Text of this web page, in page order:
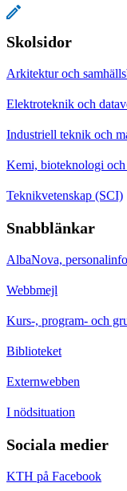
Skolsidor
Arkitektur och
Elektroteknik och
Industriell teknik och
Kemi, bioteknologi
Teknikvetenskap (SCI)
Snabblänkar
AlbaNova,
Webbmejl
Kurs-, program- och
Biblioteket
Externwebben
I nödsituation
Sociala medier
KTH på Facebook